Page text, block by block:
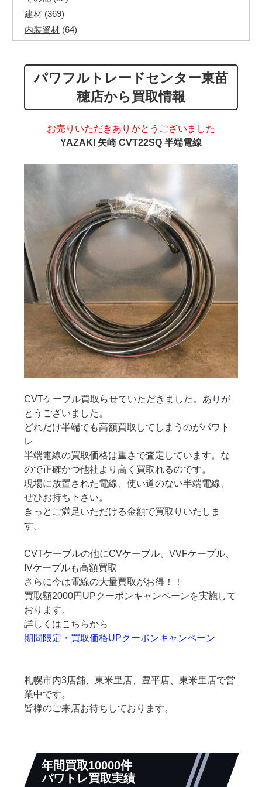
建材(369)
内装資材(64)
その他ツール (48)
(40)
その他建築資材(113)
半端電線(40)
マイナーケーブル(13)
(11)
エコケーブル(3)
パワフルトレードセンター東苗
穂店から買取情報
お売りいただきありがとうございました
YAZAKI 矢崎 CVT22SQ 半端電線
CVTケーブル買取らせていただきました。ありが
とうございました。
どれだけ半端でも高額買取してしまうのがパワト
レ
半端電線の買取価格は重さで査定しています。な
ので正確かつ他社より高く買取れるのです。
現場に放置された電線、使い道のない半端電線、
ぜひお持ち下さい。
きっとご満足いただける金額で買取りいたしま
す。
CVTケーブルの他にCVケーブル、VVFケーブル、
IVケーブルも高額買取
さらに今は電線の大量買取がお得！！
買取額2000円UPクーポンキャンペーンを実施して
おります。
詳しくはこちらから
期間限定・買取価格UPクーポンキャンペーン
札幌市内3店舗、東米里店、豊平店、東米里店で営
業中です。
皆様のご来店お待ちしております。
年間買取10000件
パワトレ買取実績